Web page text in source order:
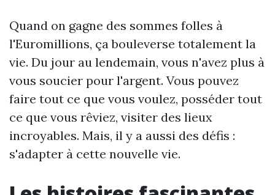
Quand on gagne des sommes folles à
l'Euromillions, ça bouleverse totalement la
vie. Du jour au lendemain, vous n'avez plus à
vous soucier pour l'argent. Vous pouvez
faire tout ce que vous voulez, posséder tout
ce que vous rêviez, visiter des lieux
incroyables. Mais, il y a aussi des défis :
s'adapter à cette nouvelle vie.